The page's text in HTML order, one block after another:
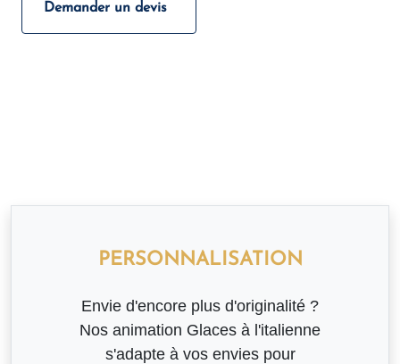
Demander un devis
PERSONNALISATION
Envie d'encore plus d'originalité ?
Nos animation Glaces à l'italienne
s'adapte à vos envies pour